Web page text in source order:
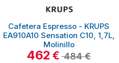
Cafetera Espresso - KRUPS
EA910A10 Sensation C10, 1,7L,
Molinillo
462 €484 €